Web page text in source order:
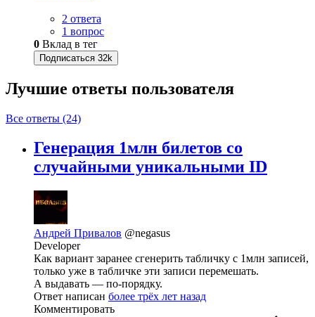
2 ответа
1 вопрос
0 Вклад в тег
Подписаться 32k
Лучшие ответы пользователя
Все ответы (24)
Генерация 1млн билетов со
случайными уникальными ID
Андрей Привалов @negasus
Developer
Как вариант заранее сгенерить табличку с 1млн записей,
только уже в табличке эти записи перемешать.
А выдавать — по-порядку.
Ответ написан более трёх лет назад
Комментировать